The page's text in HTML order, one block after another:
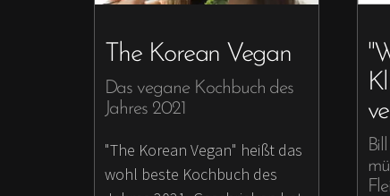
The Korean Vegan
Das vegane Kochbuch des
Jahres 2021
"The Korean Vegan" heißt das
wohl beste Kochbuch des